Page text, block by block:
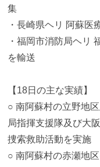
集
・長崎県ヘリ 阿蘇医
・福岡市消防局ヘリ
を輸送
【18日の主な実績】
○ 南阿蘇村の立野地
局指揮支援隊及び大
捜索救助活動を実施
○ 南阿蘇村の赤瀬地